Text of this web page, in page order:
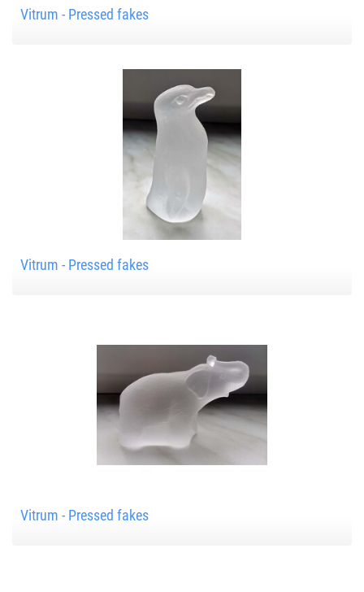
Vitrum - Pressed fakes
Vitrum - Pressed fakes
Vitrum - Pressed fakes